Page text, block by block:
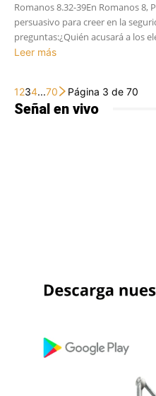
Romanos 8.32-39En Romanos
persuasivo para creer en la
preguntas:¿Quién acusará a los
Leer más
1234...70 Página 3 de 70
Señal en vivo